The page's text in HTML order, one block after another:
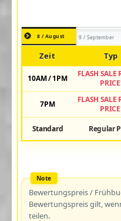
8 / August 9 / September
Zeit Typ
10AM / 1PM
FLASH SALE
7PM
FLASH SALE
Standard Regular
Bewertungspreis /
Bewertungspreis gilt,
teilen.